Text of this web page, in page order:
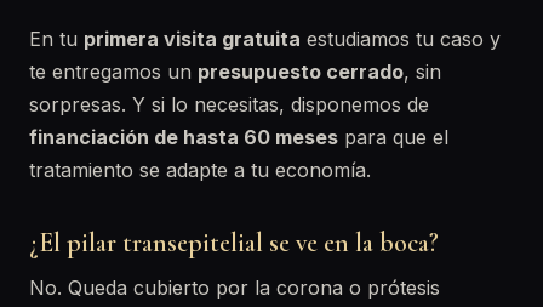
En tu primera visita gratuita estudiamos tu caso y
te entregamos un presupuesto cerrado, sin
sorpresas. Y si lo necesitas, disponemos de
financiación de hasta 60 meses para que el
tratamiento se adapte a tu economía.
¿El pilar transepitelial se ve en la boca?
No. Queda cubierto por la corona o prótesis